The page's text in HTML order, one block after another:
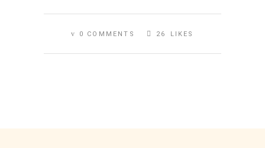
0 COMMENTS 26 LIKES